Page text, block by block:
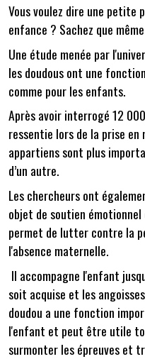
Vous voulez dire une petite
enfance ? Sachez que
Une étude menée par
les doudous ont une
comme pour les enfants.
Après avoir interrogé 12
ressentie lors de la prise en
appartiens sont plus
d’un autre.
Les chercheurs ont
objet de soutien
permet de lutter contre la
l'absence maternelle.
Il accompagne l'enfant
soit acquise et les
doudou a une fonction
l'enfant et peut être utile
surmonter les épreuves et